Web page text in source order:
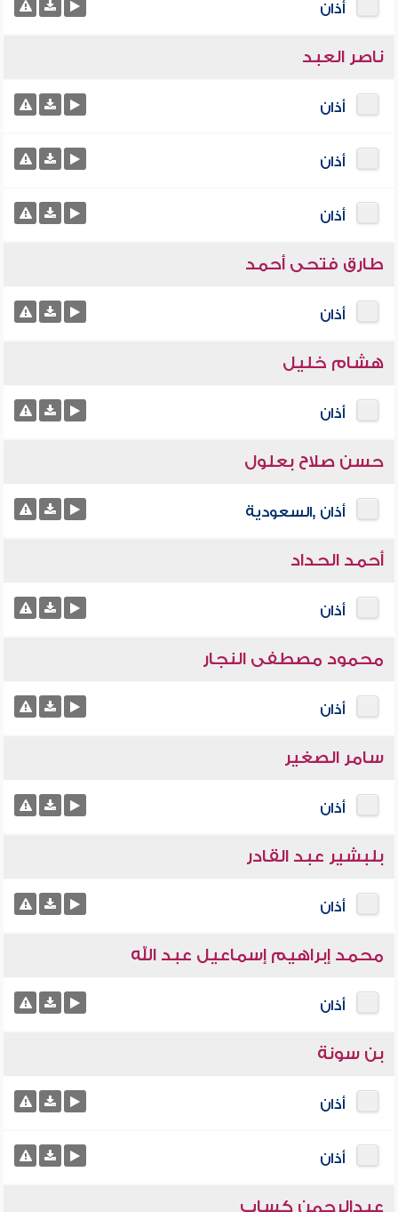
أذان
ناصر العبد
أذان
أذان
أذان
طارق فتحى أحمد
أذان
هشام خليل
أذان
حسن صلاح بعلول
أذان ,السعودية
أحمد الحداد
أذان
محمود مصطفى النجار
أذان
سامر الصغير
أذان
بلبشير عبد القادر
أذان
محمد إبراهيم إسماعيل عبد الله
أذان
بن سونة
أذان
أذان
عبدالرحمن كساب